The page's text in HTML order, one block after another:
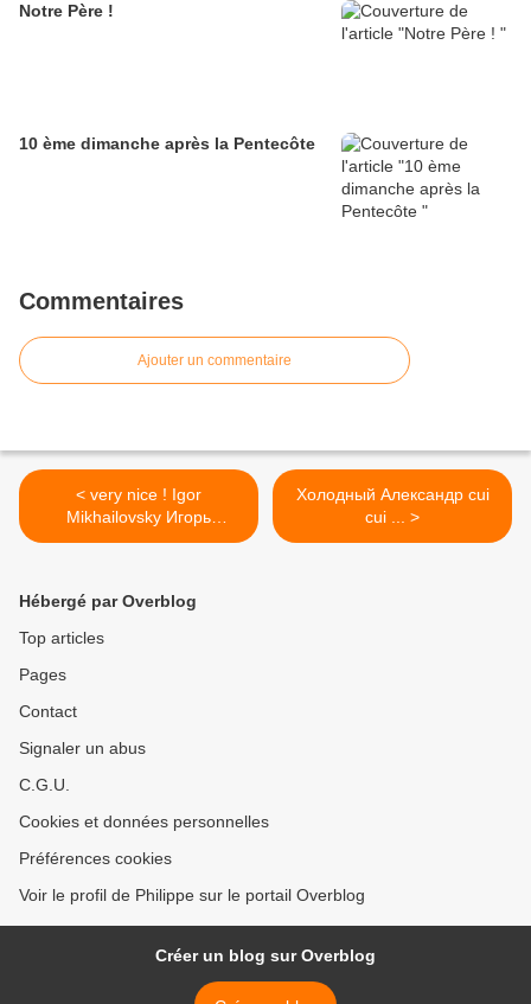
Notre Père !
10 ème dimanche après la Pentecôte
Commentaires
Ajouter un commentaire
< very nice ! Igor
Mikhailovsky Игорь
Михайловский
Холодный Александр cui
cui ... >
Hébergé par Overblog
Top articles
Pages
Contact
Signaler un abus
C.G.U.
Cookies et données personnelles
Préférences cookies
Voir le profil de Philippe sur le portail Overblog
Créer un blog sur Overblog